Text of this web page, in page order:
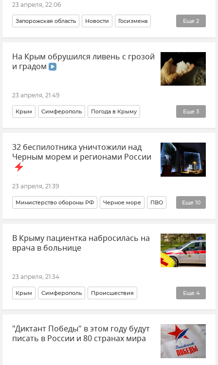
23 апреля, 22:06
Еще 2
Запорожская область Новости Госизмена
Прокуратура Республики Крым
ВСУ (Вооруженные силы Украины)
На Крым обрушился ливень с грозой
и градом
23 апреля, 21:49
Еще 3
Крым Симферополь Погода в Крыму
Крымская погода Новости Крыма Стихия
32 беспилотника уничтожили над
Черным морем и регионами России
23 апреля, 21:39
Еще 10
Министерство обороны РФ Черное море ПВО
Беспилотник (БПЛА, дрон) Атаки ВСУ
Архангельская область Белгородская область
Брянская область
Новости СВО
В Крыму пациентка набросилась на
врача в больнице
23 апреля, 21:34
Еще 4
Крым Симферополь Происшествия
Росгвардия (Федеральная служба войск национальной гвардии Российской Федерации)
Общество Новости Крыма Больница
"Диктант Победы" в этом году будут
писать в России и 80 странах мира